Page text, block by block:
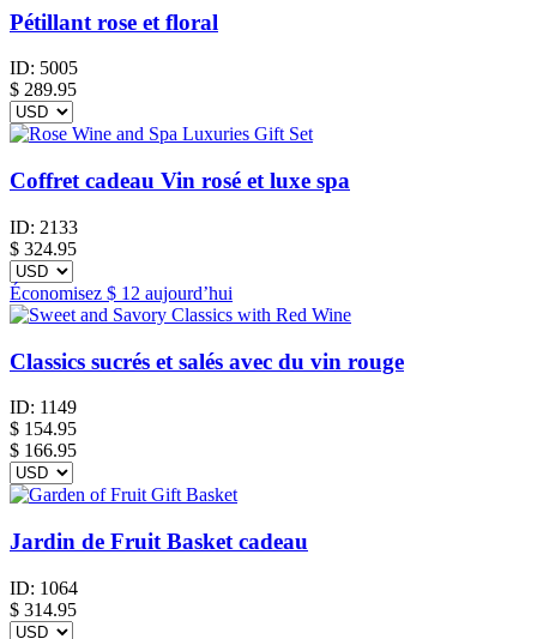
Pétillant rose et floral
ID: 5005
$ 289.95
Coffret cadeau Vin rosé et luxe spa
ID: 2133
$ 324.95
Économisez $ 12 aujourd’hui
Classics sucrés et salés avec du vin rouge
ID: 1149
$ 154.95
$ 166.95
Jardin de Fruit Basket cadeau
ID: 1064
$ 314.95